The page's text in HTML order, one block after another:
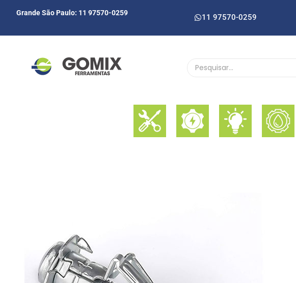
Grande São Paulo: 11 97570-0259 11 97570-0259